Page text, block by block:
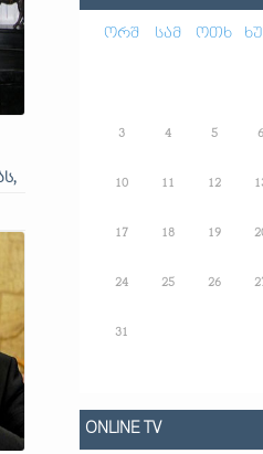
ორშ სამ ოთხ
3 4 5 6
10 11 12
17 18 19
24 25 26
31
ONLINE TV